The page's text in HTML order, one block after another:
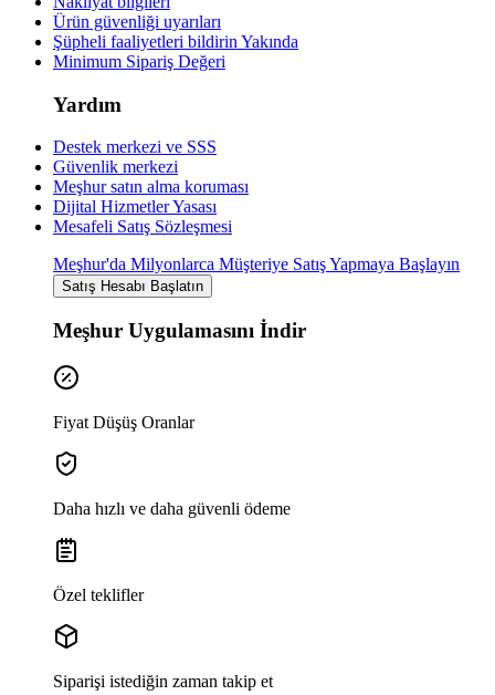
Ürün güvenliği uyarıları
Şüpheli faaliyetleri bildirin Yakında
Minimum Sipariş Değeri
Yardım
Destek merkezi ve SSS
Güvenlik merkezi
Meşhur satın alma koruması
Dijital Hizmetler Yasası
Mesafeli Satış Sözleşmesi
Meşhur'da Milyonlarca Müşteriye Satış Yapmaya Başlayın
Satış Hesabı Başlatın
Meşhur Uygulamasını İndir
Fiyat Düşüş Oranlar
Daha hızlı ve daha güvenli ödeme
Özel teklifler
Siparişi istediğin zaman takip et